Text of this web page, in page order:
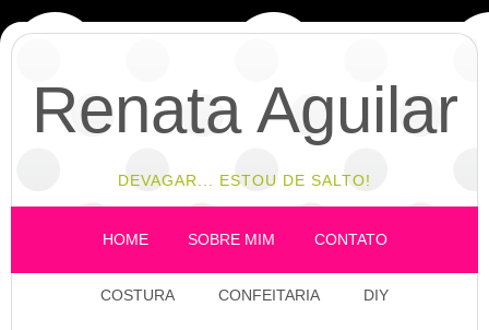
Renata Aguilar
DEVAGAR... ESTOU DE SALTO!
HOME SOBRE MIM CONTATO
COSTURA CONFEITARIA DIY